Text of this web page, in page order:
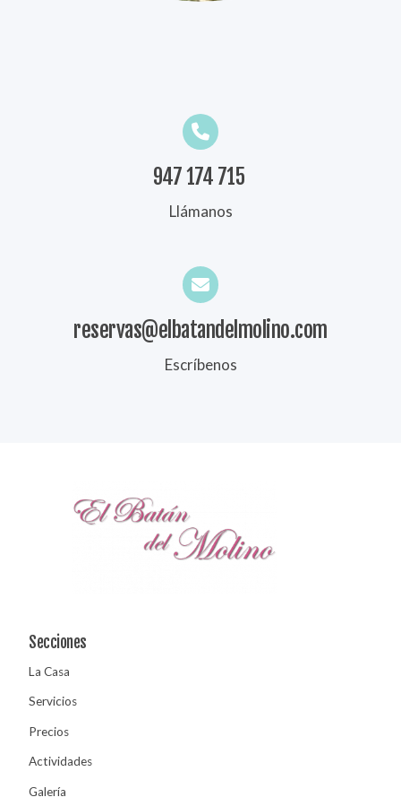
947 174 715
Llámanos
reservas@elbatandelmolino.com
Escríbenos
Secciones
La Casa
Servicios
Precios
Actividades
Galería